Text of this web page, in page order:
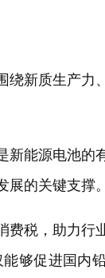
新质生产力
能源电池的
的关键支撑。
税，助力行
够促进国内